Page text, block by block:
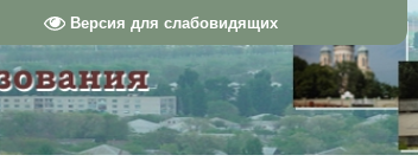
Версия для слабовидящих